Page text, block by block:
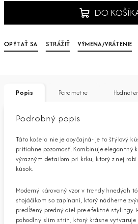
DO
OPÝTAŤ SA STRÁŽIŤ VÝMENA/VRÁTENIE
Popis Parametre
Podrobný popis
Táto košeľa nie je obyčajná- je to štýlový
pritiahne pozornosť. Kombinuje elegantný
výrazným detailom pri krku, ktorý z nej
kúsok.
Moderný károvaný vzor v trendy hnedých
stojáčikom so zapínaní, ktorý nádherne
predĺžený predný diel pre efektné stylingy.
pohodlný slim strih, ktorý krásne vytvaruje